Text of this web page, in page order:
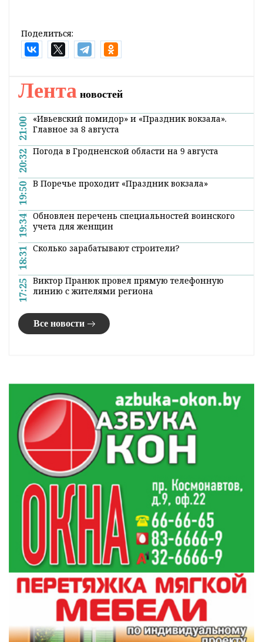
Поделиться:
Главная Новости Безопасность
Суд в Минске вынес
обвинительный приговор по делу о
разглашении врачебной тайны
16:26 02 марта 2021
Суд Московского района Минска признал
редактора отдела ООО "ТУТ БАЙ МЕДИА"
Екатерину Борисевич и врача анестезиолога-
реаниматолога УЗ "ГК БСМП" Минска Артема
Сорокина виновными, передает
корреспондент
Борисевич признана виновной в
врачебной тайны, Сорокин - в ее
разглашении. Сотруднице ООО "ТУТ БАЙ
Московского района началось 19 февраля.
Популярныеновости
По информации обвинения, "Борисевич с 12
по 13 ноября 2020 года в нарушение порядка
получения, предоставления и
распространения информации,
составляющей врачебную тайну, без согласия
пациента или иных уполномоченных лиц в
ходе неоднократных соединений по сетям
электросвязи с Сорокиным путем просьб и
уговоров склонила его к предоставлению
устной информации о пациенте больницы
Романе Бондаренко, проходившем лечение